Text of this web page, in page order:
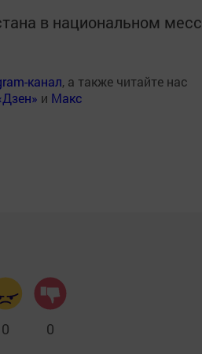
в национальном
канал, а также читайте нас
и Макс
0 0